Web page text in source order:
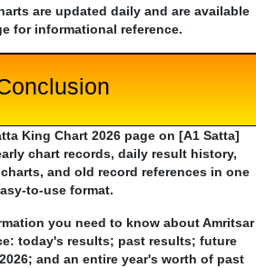
are updated daily and are available
for informational reference.
King Chart 2026 page on [A1 Satta]
chart records, daily result history,
and old record references in one
to-use format.
you need to know about Amritsar
today's results; past results; future
and an entire year's worth of past